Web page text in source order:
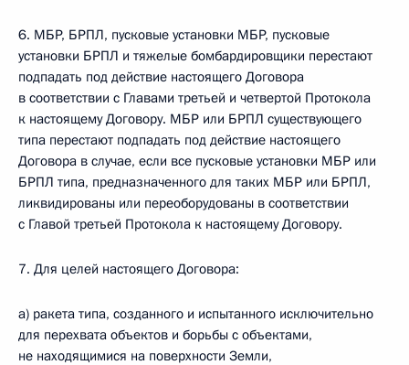
6. МБР, БРПЛ, пусковые установки МБР, пусковые
установки БРПЛ и тяжелые бомбардировщики перестают
подпадать под действие настоящего Договора
в соответствии с Главами третьей и четвертой Протокола
к настоящему Договору. МБР или БРПЛ существующего
типа перестают подпадать под действие настоящего
Договора в случае, если все пусковые установки МБР или
БРПЛ типа, предназначенного для таких МБР или БРПЛ,
ликвидированы или переоборудованы в соответствии
с Главой третьей Протокола к настоящему Договору.
7. Для целей настоящего Договора:
а) ракета типа, созданного и испытанного исключительно
для перехвата объектов и борьбы с объектами,
не находящимися на поверхности Земли,